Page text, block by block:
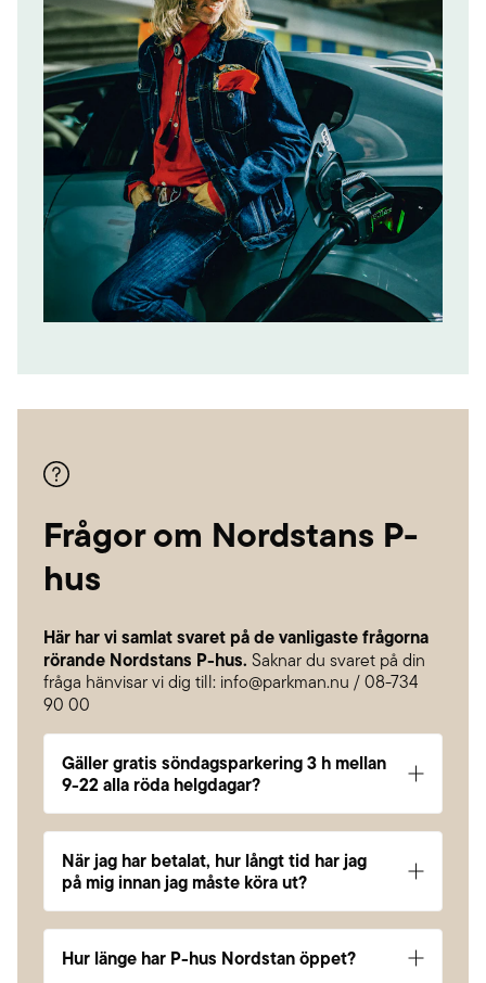
Frågor om Nordstans P-
hus
Här har vi samlat svaret på de vanligaste frågorna
rörande Nordstans P-hus. Saknar du svaret på din
fråga hänvisar vi dig till: info@parkman.nu / 08-734
90 00
Gäller gratis söndagsparkering 3 h mellan
9-22 alla röda helgdagar?
november.
När jag har betalat, hur långt tid har jag
på mig innan jag måste köra ut?
Hur länge har P-hus Nordstan öppet?